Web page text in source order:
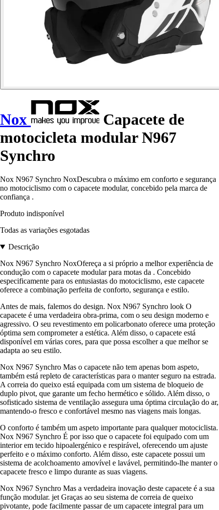
Nox
Capacete de
motocicleta modular N967
Synchro
Nox N967 Synchro NoxDescubra o máximo em conforto e segurança
no motociclismo com o capacete modular, concebido pela marca de
confiança .
Produto indisponível
Todas as variações esgotadas
Descrição
Nox N967 Synchro NoxOfereça a si próprio a melhor experiência de
condução com o capacete modular para motas da . Concebido
especificamente para os entusiastas do motociclismo, este capacete
oferece a combinação perfeita de conforto, segurança e estilo.
Antes de mais, falemos do design. Nox N967 Synchro look O
capacete é uma verdadeira obra-prima, com o seu design moderno e
agressivo. O seu revestimento em policarbonato oferece uma proteção
óptima sem comprometer a estética. Além disso, o capacete está
disponível em várias cores, para que possa escolher a que melhor se
adapta ao seu estilo.
Nox N967 Synchro Mas o capacete não tem apenas bom aspeto,
também está repleto de características para o manter seguro na estrada.
A correia do queixo está equipada com um sistema de bloqueio de
duplo pivot, que garante um fecho hermético e sólido. Além disso, o
sofisticado sistema de ventilação assegura uma óptima circulação do ar,
mantendo-o fresco e confortável mesmo nas viagens mais longas.
O conforto é também um aspeto importante para qualquer motociclista.
Nox N967 Synchro É por isso que o capacete foi equipado com um
interior em tecido hipoalergénico e respirável, oferecendo um ajuste
perfeito e o máximo conforto. Além disso, este capacete possui um
sistema de acolchoamento amovível e lavável, permitindo-lhe manter o
capacete fresco e limpo durante as suas viagens.
Nox N967 Synchro Mas a verdadeira inovação deste capacete é a sua
função modular. jet Graças ao seu sistema de correia de queixo
pivotante, pode facilmente passar de um capacete integral para um